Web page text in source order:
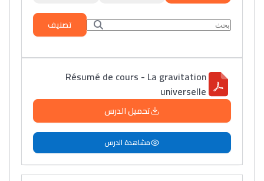
تصنيف
Résumé de cours - La gravitation
universelle
تحميل الدرس
مشاهدة الدرس